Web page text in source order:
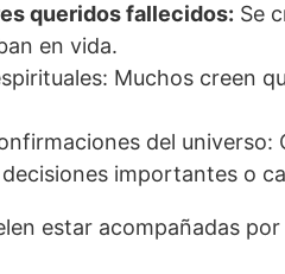
queridos fallecidos: Se
en vida.
Muchos creen
del universo:
importantes o
estar acompañadas